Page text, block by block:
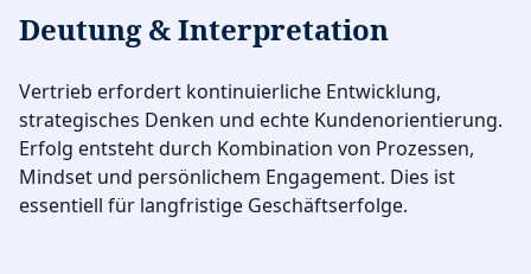
Deutung & Interpretation
Vertrieb erfordert kontinuierliche Entwicklung,
strategisches Denken und echte Kundenorientierung.
Erfolg entsteht durch Kombination von Prozessen,
Mindset und persönlichem Engagement. Dies ist
essentiell für langfristige Geschäftserfolge.